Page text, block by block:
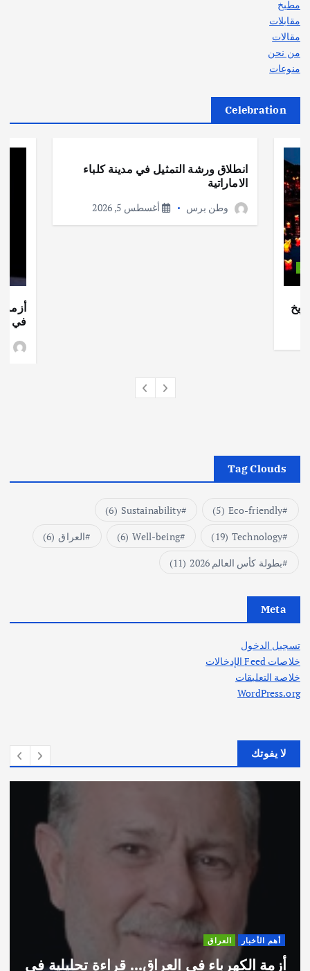
مطبخ
مقابلات
مقالات
من نحن
منوعات
Celebration
انطلاق ورشة التمثيل في مدينة كلباء
الاماراتية
وطن برس أغسطس 5, 2026
أزمة
في
Tag Clouds
Eco-friendly
(5)
Sustainability
(6)
Technology
(19)
Well-being
(6) العراق (6)
بطولة كأس العالم 2026
(11)
Meta
تسجيل الدخول
خلاصات Feed الإدخالات
خلاصة التعليقات
WordPress.org
لا يفوتك
أهم الأخبار العراق
أزمة الكهرباء في العراق… قراءة تحليلية في